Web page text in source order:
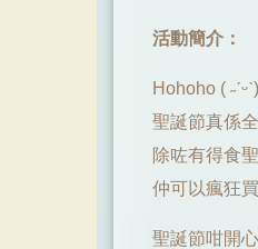
活動簡介：
Hohoho (
聖誕節真係
仲可以瘋狂
聖誕節咁開